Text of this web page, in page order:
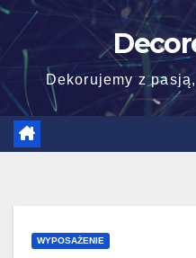
Skip
content
Dekorujemy z
WYPOSAŻENIE